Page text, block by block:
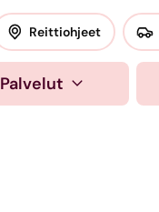
Palvelut
Reittiohjeet